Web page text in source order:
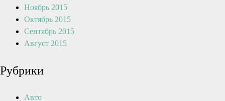
Ноябрь 2015
Октябрь 2015
Сентябрь 2015
Август 2015
Рубрики
Авто